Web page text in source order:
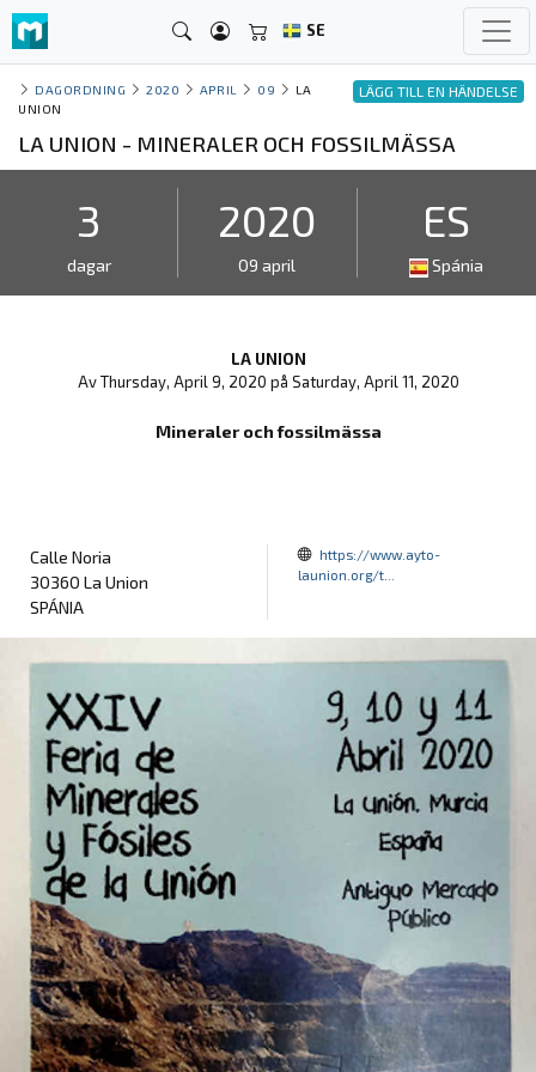
SE
LÄGG TILL EN HÄNDELSE
DAGORDNING 2020 APRIL 09
LA
UNION
LA UNION - MINERALER OCH FOSSILMÄSSA
3
dagar
2020
09 april
ES
Spánia
LA UNION
Av Thursday, April 9, 2020 på Saturday, April 11, 2020
Mineraler och fossilmässa
Calle Noria
30360 La Union
SPÁNIA
https://www.ayto-
launion.org/t...